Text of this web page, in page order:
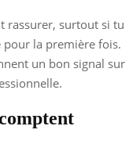
rassurer, surtout si tu
pour la première fois.
un bon signal sur